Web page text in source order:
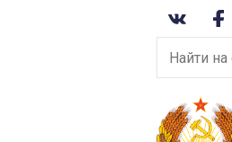
Найти
на
сайте: